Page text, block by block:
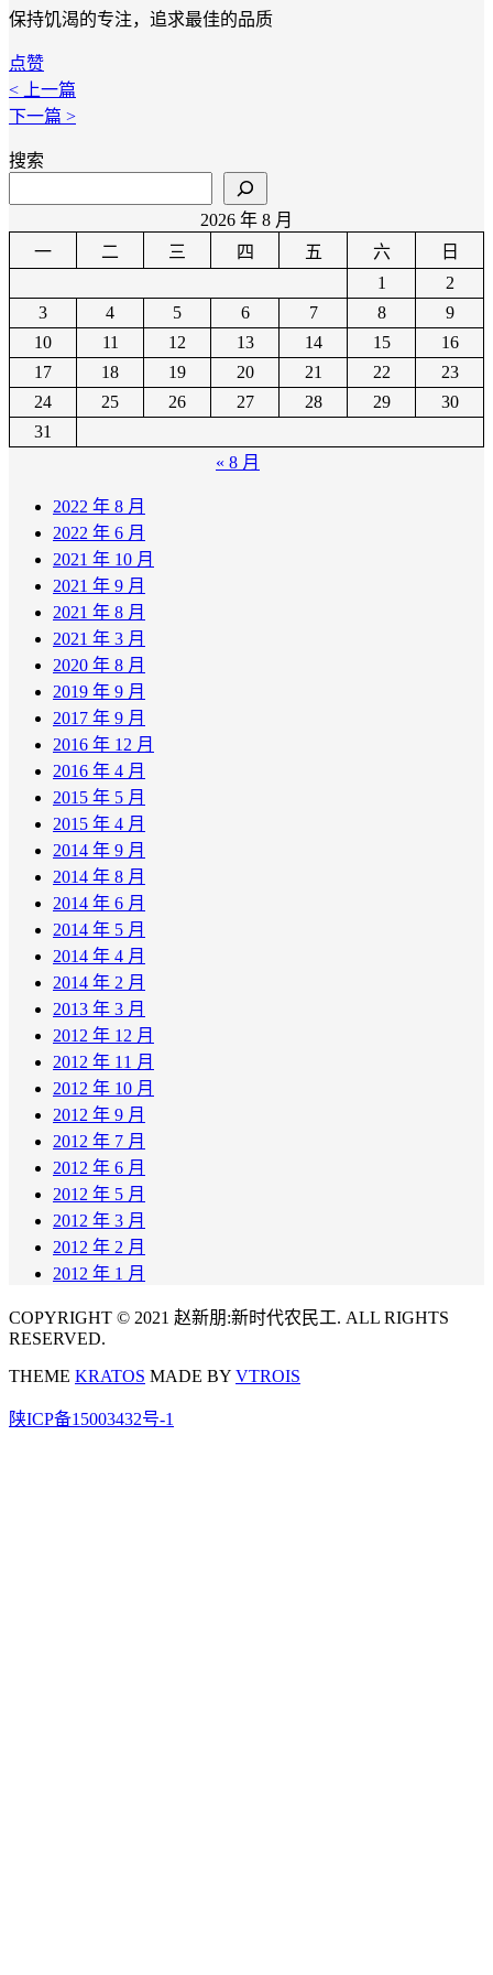
保持饥渴的专注，追求最佳的品质
点赞
< 上一篇
下一篇 >
搜索
2026 年 8 月
一
二 三 四 五 六
日
1
2
3
4 5 6 7 8
9
10
11 12 13 14 15
16
17
18 19 20 21 22
23
24
25 26 27 28 29
30
31
« 8 月
2022 年 8 月
2022 年 6 月
2021 年 10 月
2021 年 9 月
2021 年 8 月
2021 年 3 月
2020 年 8 月
2019 年 9 月
2017 年 9 月
2016 年 12 月
2016 年 4 月
2015 年 5 月
2015 年 4 月
2014 年 9 月
2014 年 8 月
2014 年 6 月
2014 年 5 月
2014 年 4 月
2014 年 2 月
2013 年 3 月
2012 年 12 月
2012 年 11 月
2012 年 10 月
2012 年 9 月
2012 年 7 月
2012 年 6 月
2012 年 5 月
2012 年 3 月
2012 年 2 月
2012 年 1 月
COPYRIGHT © 2021 赵新朋:新时代农民工. ALL RIGHTS
RESERVED.
THEME KRATOS MADE BY VTROIS
陕ICP备15003432号-1